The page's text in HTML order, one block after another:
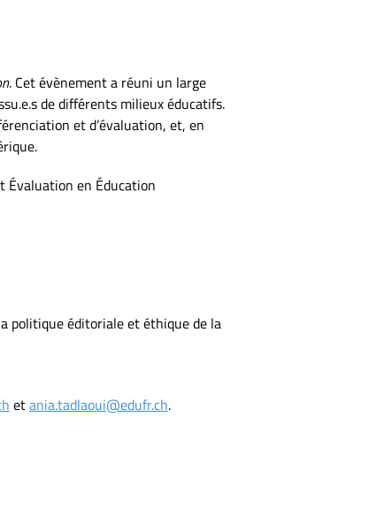
. Cet évènement a réuni un large
de différents milieux éducatifs.
et d’évaluation, et, en
Évaluation en Éducation
politique éditoriale et éthique de la
etania.tadlaoui@edufr.ch.